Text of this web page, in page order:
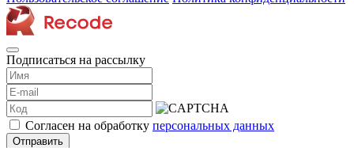
Подписаться на рассылку
Согласен на обработку персональных данных
Отправить